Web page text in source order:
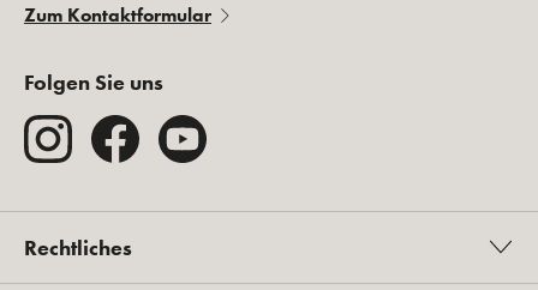
Zum Kontaktformular
Folgen Sie uns
Rechtliches